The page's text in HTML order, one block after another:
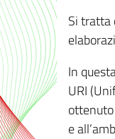
Si tratta
In
URI
e